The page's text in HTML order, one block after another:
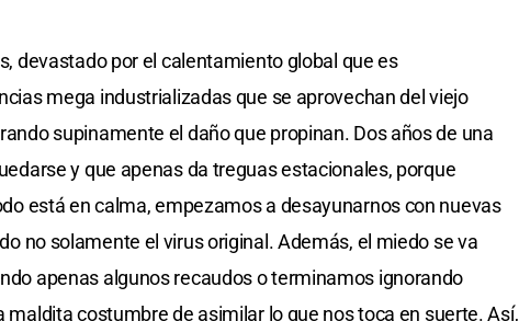
devastado por el calentamiento global que es
mega industrializadas que se aprovechan del viejo
supinamente el daño que propinan. Dos años de una
y que apenas da treguas estacionales, porque
está en calma, empezamos a desayunarnos con nuevas
no solamente el virus original. Además, el miedo se va
apenas algunos recaudos o terminamos ignorando
costumbre de asimilar lo que nos toca en suerte. Así,